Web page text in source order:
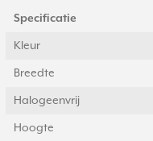
Specificatie
Kleur
Breedte
Halogeenvrij
Hoogte